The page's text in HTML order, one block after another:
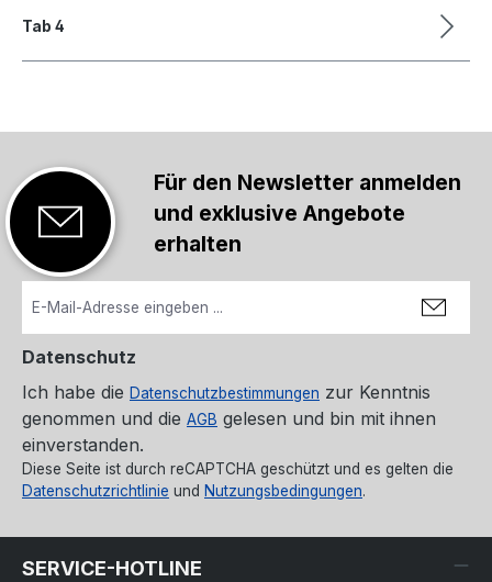
Tab 4
Für den Newsletter anmelden
und exklusive Angebote
erhalten
Datenschutz
Ich habe die Datenschutzbestimmungen zur Kenntnis
genommen und die AGB gelesen und bin mit ihnen
einverstanden.
Diese Seite ist durch reCAPTCHA geschützt und es gelten die
Datenschutzrichtlinie und Nutzungsbedingungen.
SERVICE-HOTLINE